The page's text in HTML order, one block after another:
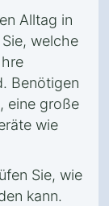
Alltag in
welche
Benötigen
eine große
wie
Sie, wie
kann.